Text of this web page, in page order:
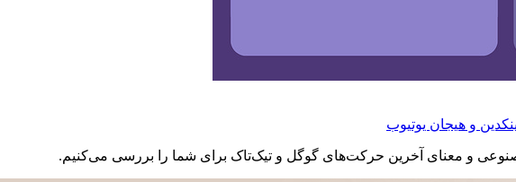
و هیجان یوتیوب
و معنای آخرین حرکت‌های گوگل و تیک‌تاک برای شما را بررسی می‌کنیم.